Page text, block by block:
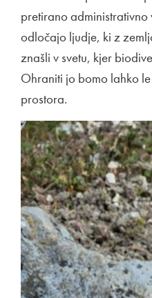
pretirano
odločajo ljudje, ki z
znašli v svetu, kjer
Ohraniti jo bomo lahko
prostora.